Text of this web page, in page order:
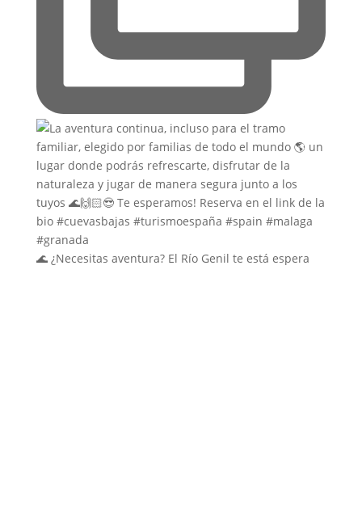
🌊 ¿Necesitas aventura? El Río Genil te está espera